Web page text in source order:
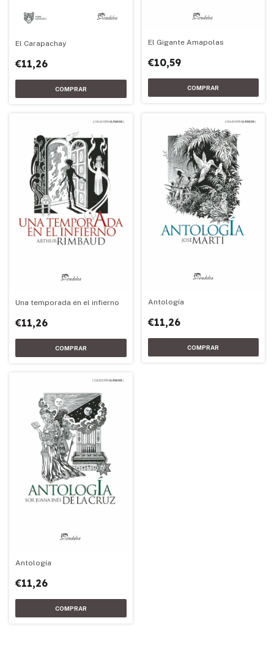
El Carapachay
€11,26
El Gigante Amapolas
€10,59
Una temporada en el infierno
€11,26
Antología
€11,26
Antología
€11,26